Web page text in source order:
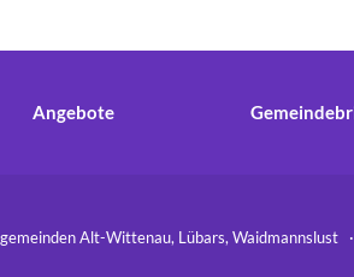
Angebote
Alt-Wittenau, Lübars,